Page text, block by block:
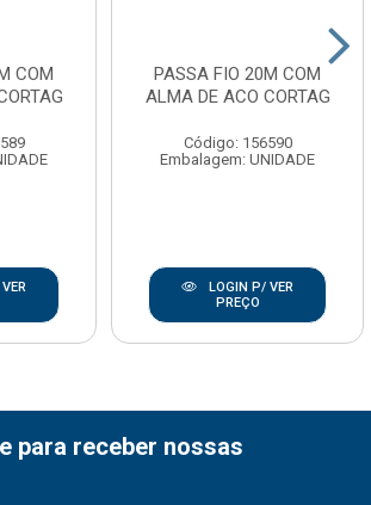
COM
PASSA FIO 20M COM
ALMA DE ACO CORTAG
Código: 156590
Embalagem: UNIDADE
LOGIN P/ VER
PREÇO
para receber nossas